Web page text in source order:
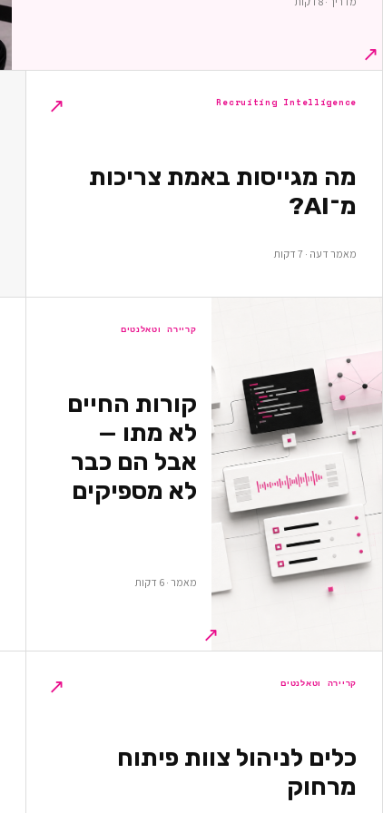
↗
Recruiting Intelligence
מה מגייסות באמת צריכות
מ־AI?
מאמר דעה · 7 דקות
↗
קריירה וטאלנטים
קורות החיים
לא מתו —
אבל הם כבר
לא מספיקים
מאמר · 6 דקות
↗
קריירה וטאלנטים
כלים לניהול צוות פיתוח
מרחוק
↗